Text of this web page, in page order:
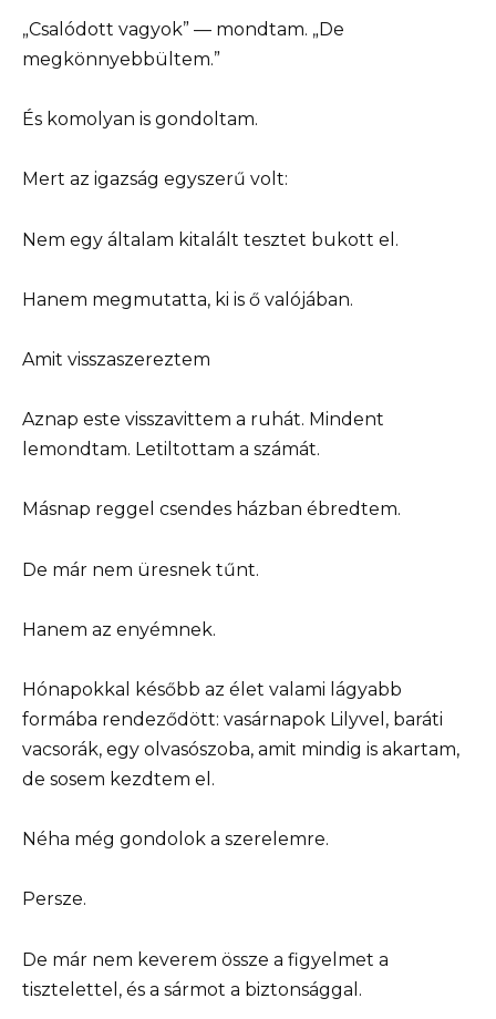
„Csalódott vagyok” — mondtam. „De
megkönnyebbültem.”
És komolyan is gondoltam.
Mert az igazság egyszerű volt:
Nem egy általam kitalált tesztet bukott el.
Hanem megmutatta, ki is ő valójában.
Amit visszaszereztem
Aznap este visszavittem a ruhát. Mindent
lemondtam. Letiltottam a számát.
Másnap reggel csendes házban ébredtem.
De már nem üresnek tűnt.
Hanem az enyémnek.
Hónapokkal később az élet valami lágyabb
formába rendeződött: vasárnapok Lilyvel, baráti
vacsorák, egy olvasószoba, amit mindig is akartam,
de sosem kezdtem el.
Néha még gondolok a szerelemre.
Persze.
De már nem keverem össze a figyelmet a
tisztelettel, és a sármot a biztonsággal.